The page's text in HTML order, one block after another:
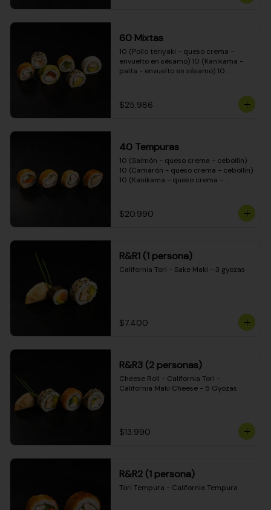
(Pimentón - queso crema - cebollín -
envuelto en masa tempura)
60 Mixtas
10 (Pollo teriyaki - queso crema -
envuelto en sésamo) 10 (Kanikama -
palta - envuelto en sésamo) 10
envuelto en queso crema) 10
(Camarón - queso crema - cebollín -
$25.986
40 Tempuras
10 (Salmón - queso crema - cebollín)
10 (Camarón - queso crema - cebollín)
10 (Kanikama - queso crema -
$20.990
R&R1 (1 persona)
California Tori - Sake Maki - 3 gyozas
$7.400
R&R3 (2 personas)
Cheese Roll - California Tori -
California Maki Cheese - 5 Gyozas
$13.990
R&R2 (1 persona)
Tori Tempura - California Tempura